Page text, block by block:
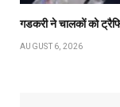
गडकरी ने चालकों को
AUGUST 6, 2026